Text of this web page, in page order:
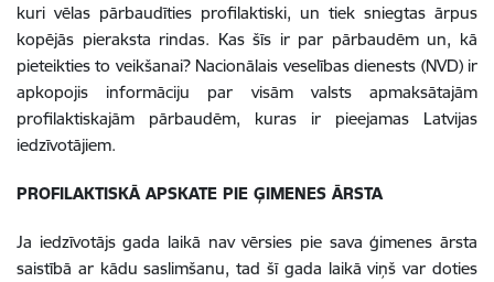
kuri vēlas pārbaudīties profilaktiski, un tiek sniegtas ārpus
kopējās pieraksta rindas. Kas šīs ir par pārbaudēm un, kā
pieteikties to veikšanai? Nacionālais veselības dienests (NVD) ir
apkopojis informāciju par visām valsts apmaksātajām
profilaktiskajām pārbaudēm, kuras ir pieejamas Latvijas
iedzīvotājiem.
PROFILAKTISKĀ APSKATE PIE ĢIMENES ĀRSTA
Ja iedzīvotājs gada laikā nav vērsies pie sava ģimenes ārsta
saistībā ar kādu saslimšanu, tad šī gada laikā viņš var doties